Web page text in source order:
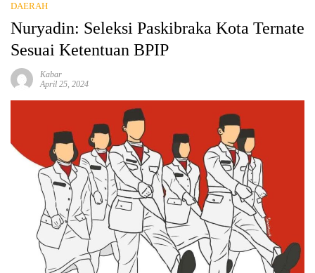
DAERAH
Nuryadin: Seleksi Paskibraka Kota Ternate
Sesuai Ketentuan BPIP
Kabar
April 25, 2024